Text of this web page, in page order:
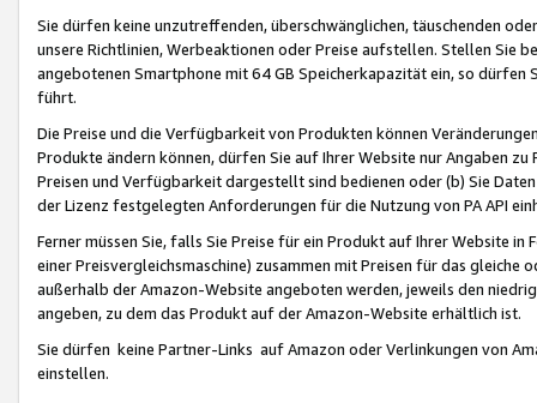
Sie dürfen keine unzutreffenden, überschwänglichen, täuschenden
unsere Richtlinien, Werbeaktionen oder Preise aufstellen. Stellen Sie
angebotenen Smartphone mit 64 GB Speicherkapazität ein, so dürfen
führt.
Die Preise und die Verfügbarkeit von Produkten können
Produkte ändern können, dürfen Sie auf Ihrer Website nur Angaben
Preisen und Verfügbarkeit dargestellt sind bedienen oder (b) Sie
der Lizenz festgelegten Anforderungen für die Nutzung von PA API
Ferner müssen Sie, falls Sie Preise für ein Produkt auf Ihrer Website
einer Preisvergleichsmaschine) zusammen mit Preisen für das
außerhalb der Amazon-Website angeboten werden, jeweils den
angeben, zu dem das Produkt auf der Amazon-Website erhältlich ist.
Sie dürfen keine Partner-Links auf Amazon oder Verlinkungen von
einstellen.